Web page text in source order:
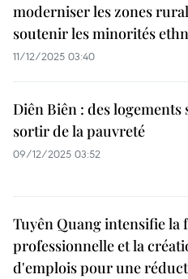
moderniser les zones
soutenir les minorités
11/12/2025 03:40
Diên Biên : des
sortir de la pauvreté
09/12/2025 03:52
Tuyên Quang intensifie la
professionnelle et la
d'emplois pour une